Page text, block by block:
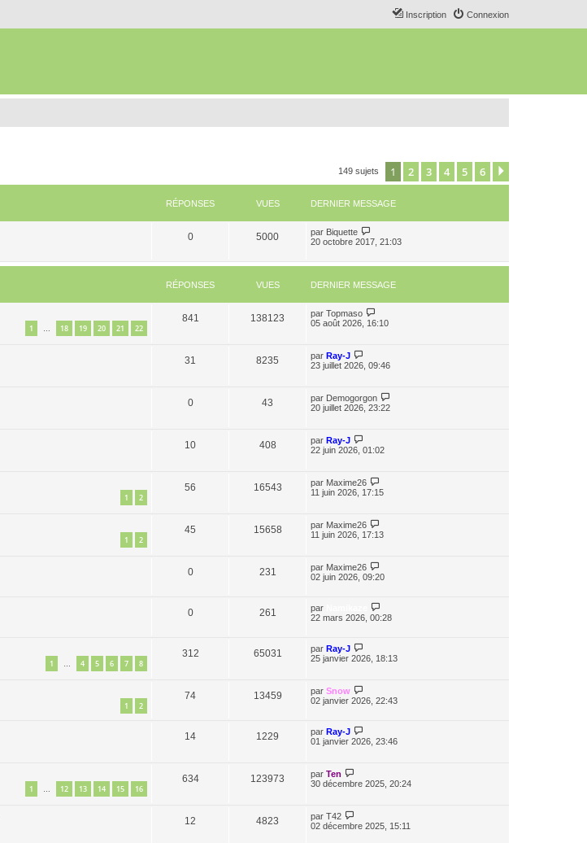
Connexion
Inscription
149 sujets 1 2 3 4 5 6
RÉPONSES VUES DERNIER MESSAGE
0 5000 par Biquette
20 octobre 2017, 21:03
RÉPONSES VUES DERNIER MESSAGE
1 … 18 19 20 21 22
841 138123 par Topmaso
05 août 2026, 16:10
31 8235 par Ray-J
23 juillet 2026, 09:46
0 43 par Demogorgon
20 juillet 2026, 23:22
10 408 par Ray-J
22 juin 2026, 01:02
1 2
56 16543 par Maxime26
11 juin 2026, 17:15
1 2
45 15658 par Maxime26
11 juin 2026, 17:13
0 231 par Maxime26
02 juin 2026, 09:20
0 261 par
22 mars 2026, 00:28
1 … 4 5 6 7 8
312 65031 par Ray-J
25 janvier 2026, 18:13
1 2
74 13459 par Snow
02 janvier 2026, 22:43
14 1229 par Ray-J
01 janvier 2026, 23:46
1 … 12 13 14 15 16
634 123973 par Ten
30 décembre 2025, 20:24
12 4823 par T42
02 décembre 2025, 15:11